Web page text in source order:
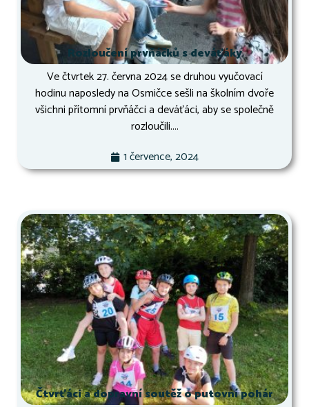
Rozloučení prvňáčků s deváťáky
Ve čtvrtek 27. června 2024 se druhou vyučovací
hodinu naposledy na Osmičce sešli na školním dvoře
všichni přítomní prvňáčci a deváťáci, aby se společně
rozloučili....
1 července, 2024
Čtvrťáci a dopravní soutěž o putovní pohár